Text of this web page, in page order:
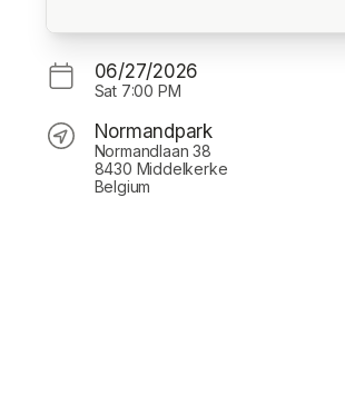
06/27/2026
Sat 7:00 PM
Normandpark
Normandlaan 38
8430 Middelkerke
Belgium